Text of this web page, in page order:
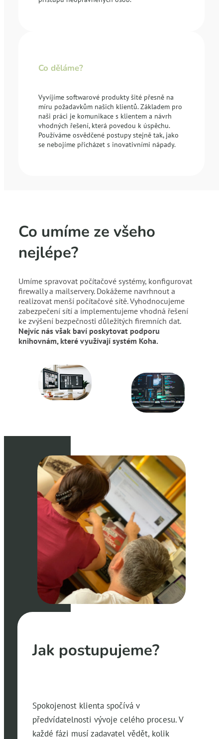
Co děláme?
Vyvíjíme softwarové produkty šité přesně na
míru požadavkům našich klientů. Základem pro
naši práci je komunikace s klientem a návrh
vhodných řešení, která povedou k úspěchu.
Používáme osvědčené postupy stejně tak, jako
se nebojíme přicházet s inovativními nápady.
Co umíme ze všeho
nejlépe?
Umíme spravovat počítačové systémy, konfigurovat
firewally a mailservery. Dokážeme navrhnout a
realizovat menší počítačové sítě. Vyhodnocujeme
zabezpečení sítí a implementujeme vhodná řešení
ke zvýšení bezpečnosti důležitých firemních dat.
Nejvíc nás však baví poskytovat podporu
knihovnám, které využívají systém Koha.
Jak postupujeme?
Spokojenost klienta spočívá v
předvídatelnosti vývoje celého procesu. V
každé fázi musí zadavatel vědět, kolik